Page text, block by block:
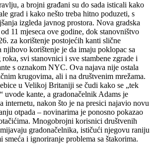
a brojni građani su do sada isticali kako
grad i kako nešto treba hitno poduzeti, s
izgleda javnog prostora. Nova gradska
11 mjeseca ove godine, dok stanovništvo
za korištenje postojećih kanti slične
njihovo korištenje je da imaju poklopac sa
svi stanovnici i sve stambene zgrade i
s oznakom NYC. Ova najava nije ostala
krugovima, ali i na društvenim mrežama.
u Velikoj Britaniji se čudi kako se „tek
uvode kante, a gradonačelnik Adams je
internetu, nakon što je na presici najavio novu
otpada – novinarima je ponosno pokazao
Mnogobrojni korisnici društvenih
gradonačelnika, ističući njegovu raniju
smeća i ignoriranje problema sa štakorima.